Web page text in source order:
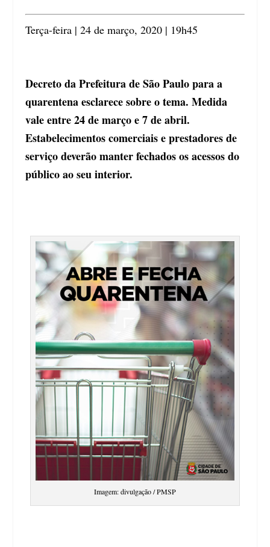
Terça-feira | 24 de março, 2020 | 19h45
Decreto da Prefeitura de São Paulo para a
quarentena esclarece sobre o tema. Medida
vale entre 24 de março e 7 de abril.
Estabelecimentos comerciais e prestadores de
serviço deverão manter fechados os acessos do
público ao seu interior.
Imagem: divulgação / PMSP